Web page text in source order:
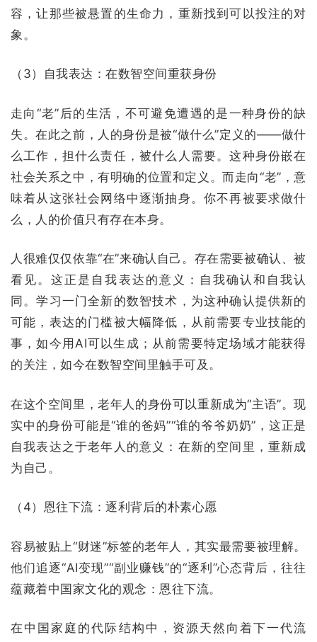
容，让那些被悬置的生命力，重新找到可以投注的对
象。
（3）自我表达：在数智空间重获身份
走向“老”后的生活，不可避免遭遇的是一种身份的缺
失。在此之前，人的身份是被“做什么”定义的——做什
么工作，担什么责任，被什么人需要。这种身份嵌在
社会关系之中，有明确的位置和定义。而走向“老”，意
味着从这张社会网络中逐渐抽身。你不再被要求做什
么，人的价值只有存在本身。
人很难仅仅依靠“在”来确认自己。存在需要被确认、被
看见。这正是自我表达的意义：自我确认和自我认
同。学习一门全新的数智技术，为这种确认提供新的
可能，表达的门槛被大幅降低，从前需要专业技能的
事，如今用AI可以生成；从前需要特定场域才能获得
的关注，如今在数智空间里触手可及。
在这个空间里，老年人的身份可以重新成为“主语”。现
实中的身份可能是“谁的爸妈”“谁的爷爷奶奶”，这正是
自我表达之于老年人的意义：在新的空间里，重新成
为自己。
（4）恩往下流：逐利背后的朴素心愿
容易被贴上“财迷”标签的老年人，其实最需要被理解。
他们追逐“AI变现”“副业赚钱”的“逐利”心态背后，往往
蕴藏着中国家文化的观念：恩往下流。
在中国家庭的代际结构中，资源天然向着下一代流